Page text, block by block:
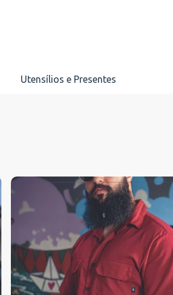
Utensílios e Presentes